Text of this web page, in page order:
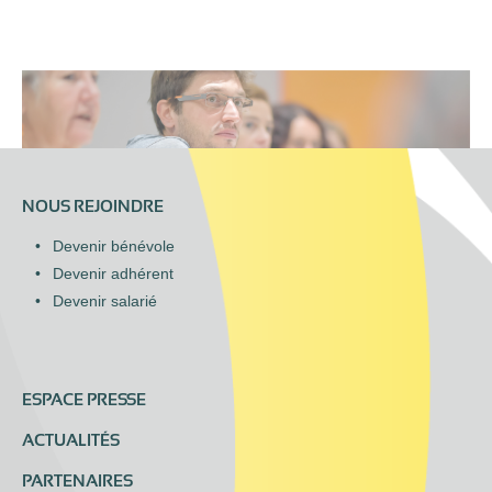
NOUS REJOINDRE
Devenir bénévole
Devenir adhérent
Devenir salarié
ESPACE PRESSE
ACTUALITÉS
PARTENAIRES